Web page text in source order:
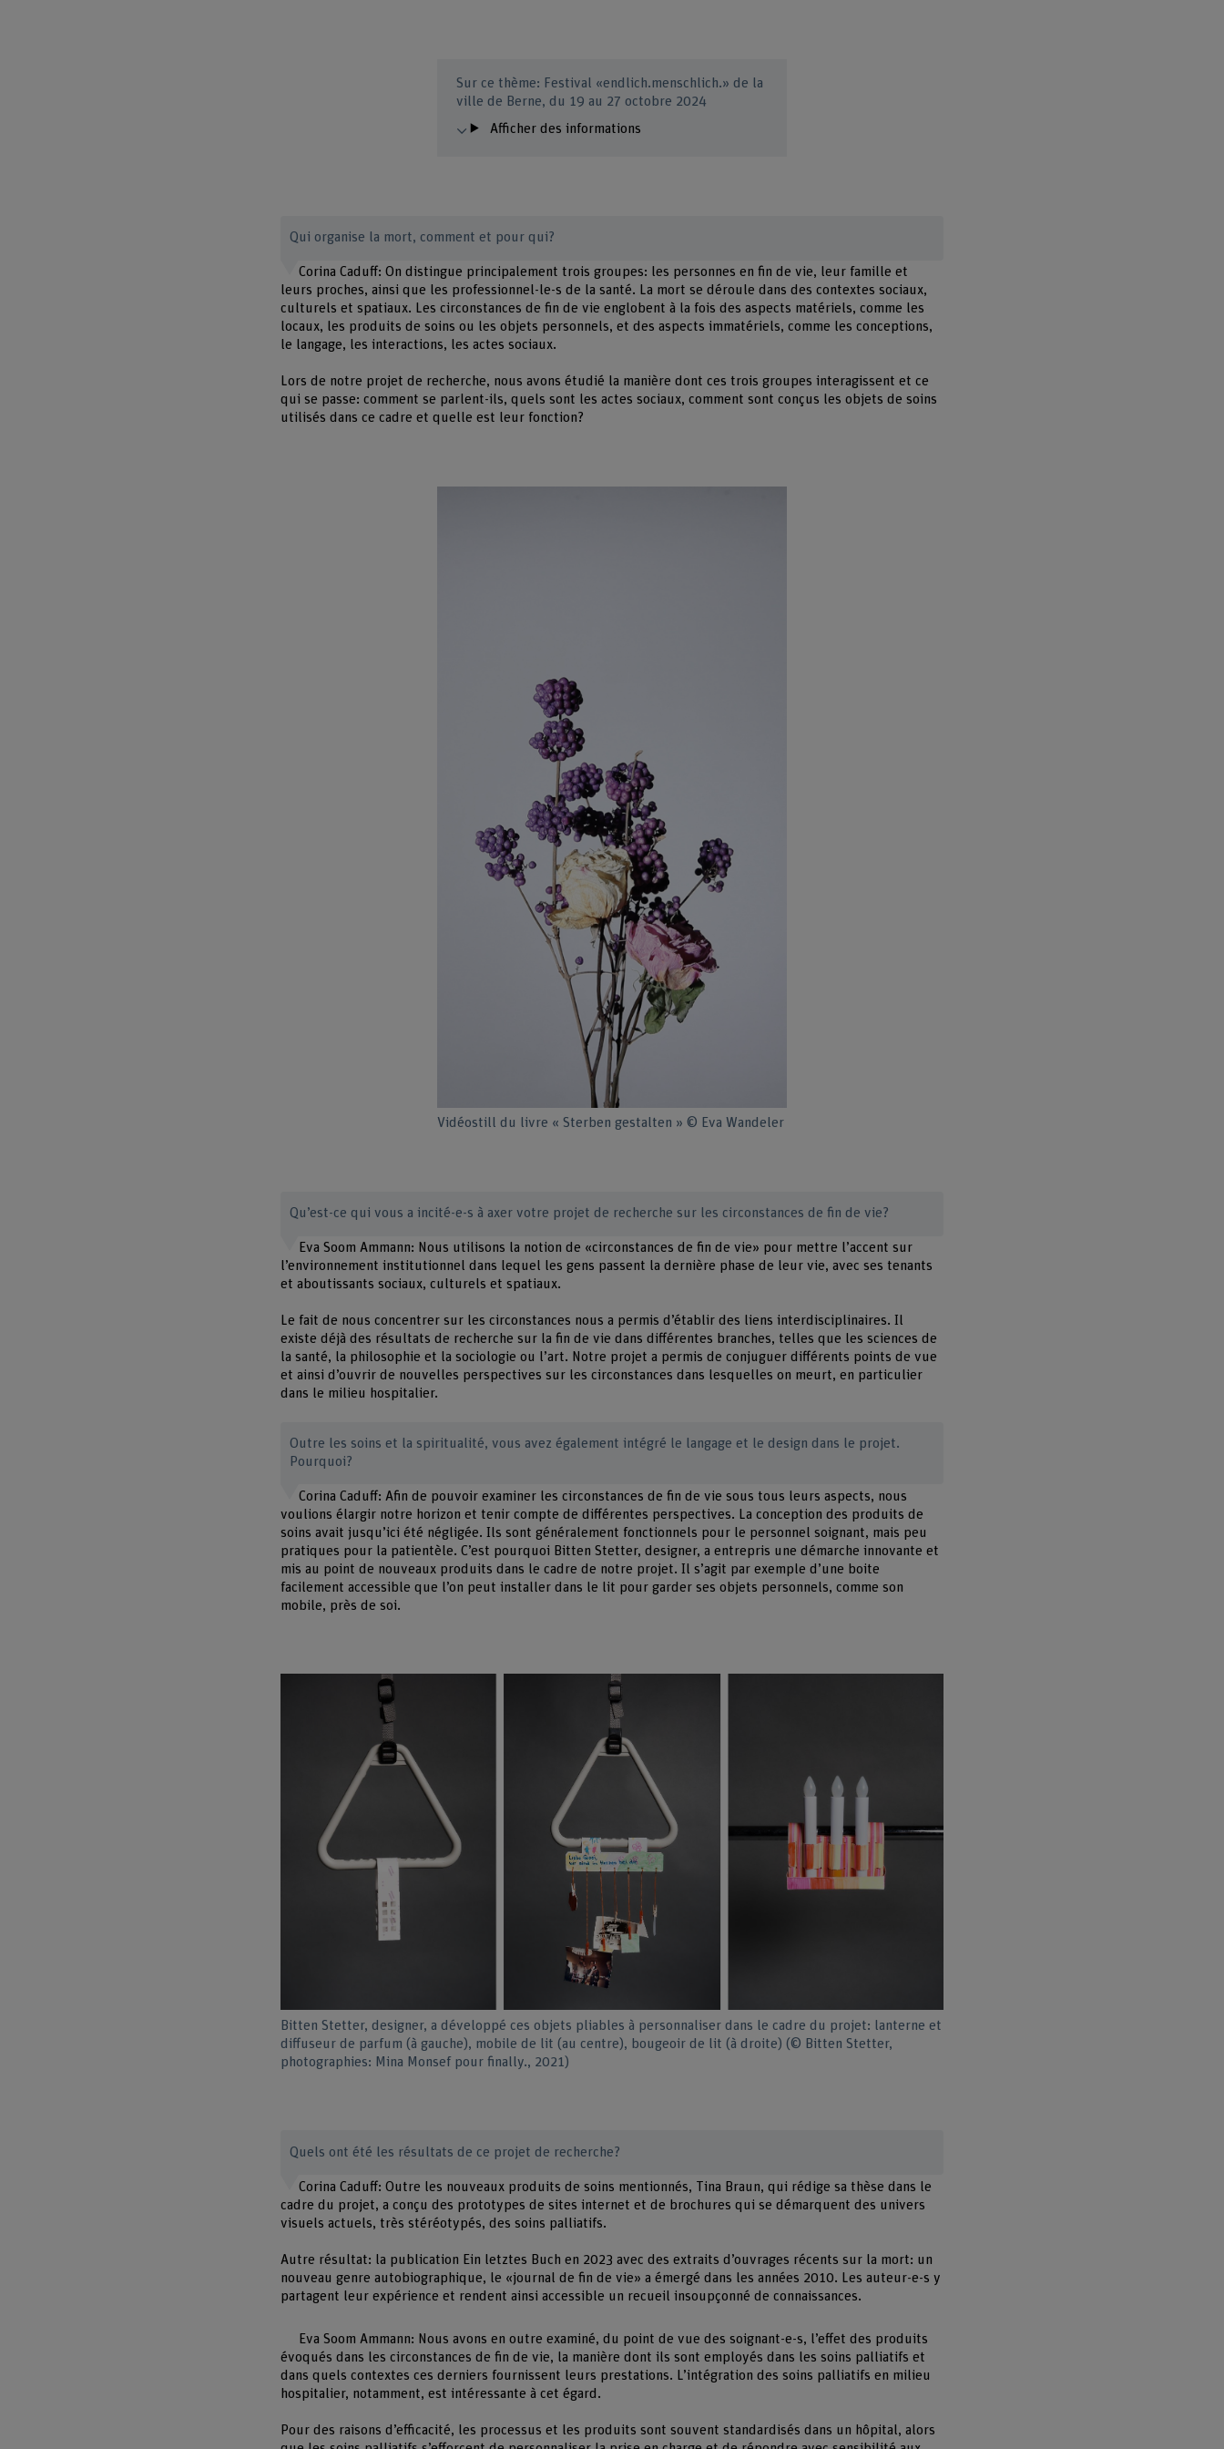
Sur ce thème: Festival «endlich.menschlich.» de la
ville de Berne, du 19 au 27 octobre 2024
Afficher des informations
Qui organise la mort, comment et pour qui?
Corina Caduff: On distingue principalement trois groupes: les personnes en fin de vie, leur famille et
leurs proches, ainsi que les professionnel-le-s de la santé. La mort se déroule dans des contextes sociaux,
culturels et spatiaux. Les circonstances de fin de vie englobent à la fois des aspects matériels, comme les
locaux, les produits de soins ou les objets personnels, et des aspects immatériels, comme les conceptions,
le langage, les interactions, les actes sociaux.
Lors de notre projet de recherche, nous avons étudié la manière dont ces trois groupes interagissent et ce
qui se passe: comment se parlent-ils, quels sont les actes sociaux, comment sont conçus les objets de soins
utilisés dans ce cadre et quelle est leur fonction?
Vidéostill du livre « Sterben gestalten » © Eva Wandeler
Qu’est-ce qui vous a incité-e-s à axer votre projet de recherche sur les circonstances de fin de vie?
Eva Soom Ammann: Nous utilisons la notion de «circonstances de fin de vie» pour mettre l’accent sur
l’environnement institutionnel dans lequel les gens passent la dernière phase de leur vie, avec ses tenants
et aboutissants sociaux, culturels et spatiaux.
Le fait de nous concentrer sur les circonstances nous a permis d’établir des liens interdisciplinaires. Il
existe déjà des résultats de recherche sur la fin de vie dans différentes branches, telles que les sciences de
la santé, la philosophie et la sociologie ou l’art. Notre projet a permis de conjuguer différents points de vue
et ainsi d’ouvrir de nouvelles perspectives sur les circonstances dans lesquelles on meurt, en particulier
dans le milieu hospitalier.
Outre les soins et la spiritualité, vous avez également intégré le langage et le design dans le projet.
Pourquoi?
Corina Caduff: Afin de pouvoir examiner les circonstances de fin de vie sous tous leurs aspects, nous
voulions élargir notre horizon et tenir compte de différentes perspectives. La conception des produits de
soins avait jusqu’ici été négligée. Ils sont généralement fonctionnels pour le personnel soignant, mais peu
pratiques pour la patientèle. C’est pourquoi Bitten Stetter, designer, a entrepris une démarche innovante et
mis au point de nouveaux produits dans le cadre de notre projet. Il s’agit par exemple d’une boite
facilement accessible que l’on peut installer dans le lit pour garder ses objets personnels, comme son
mobile, près de soi.
Bitten Stetter, designer, a développé ces objets pliables à personnaliser dans le cadre du projet: lanterne et
diffuseur de parfum (à gauche), mobile de lit (au centre), bougeoir de lit (à droite) (© Bitten Stetter,
photographies: Mina Monsef pour finally., 2021)
Quels ont été les résultats de ce projet de recherche?
Corina Caduff: Outre les nouveaux produits de soins mentionnés, Tina Braun, qui rédige sa thèse dans le
cadre du projet, a conçu des prototypes de sites internet et de brochures qui se démarquent des univers
visuels actuels, très stéréotypés, des soins palliatifs.
Autre résultat: la publication Ein letztes Buch en 2023 avec des extraits d’ouvrages récents sur la mort: un
nouveau genre autobiographique, le «journal de fin de vie» a émergé dans les années 2010. Les auteur-e-s y
partagent leur expérience et rendent ainsi accessible un recueil insoupçonné de connaissances.
Eva Soom Ammann: Nous avons en outre examiné, du point de vue des soignant-e-s, l’effet des produits
évoqués dans les circonstances de fin de vie, la manière dont ils sont employés dans les soins palliatifs et
dans quels contextes ces derniers fournissent leurs prestations. L’intégration des soins palliatifs en milieu
hospitalier, notamment, est intéressante à cet égard.
Pour des raisons d’efficacité, les processus et les produits sont souvent standardisés dans un hôpital, alors